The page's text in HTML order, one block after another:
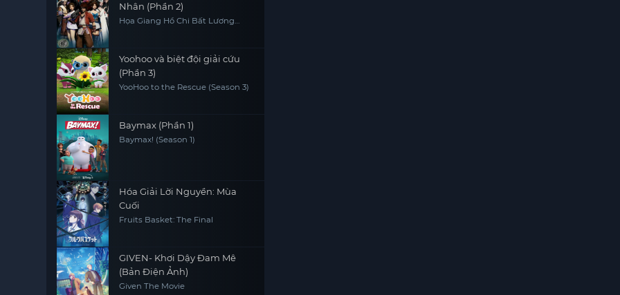
Nhân (Phần 2)
Họa Giang Hồ Chi Bất Lương
Yoohoo và biệt đội giải cứu
(Phần 3)
YooHoo to the Rescue (Season 3)
Baymax (Phần 1)
Baymax! (Season 1)
Hóa Giải Lời Nguyền: Mùa
Cuối
Fruits Basket: The Final
GIVEN- Khơi Dậy Đam Mê
(Bản Điện Ảnh)
Given The Movie